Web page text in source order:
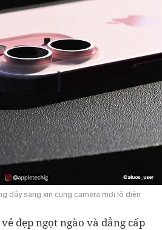
đầy sang xịn cùng camera mới lộ diện
đẹp ngọt ngào và đẳng cấp